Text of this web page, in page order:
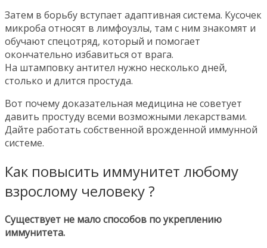
Затем в борьбу вступает адаптивная система. Кусочек
микроба относят в лимфоузлы, там с ним знакомят и
обучают спецотряд, который и помогает
окончательно избавиться от врага.
На штамповку антител нужно несколько дней,
столько и длится простуда.
Вот почему доказательная медицина не советует
давить простуду всеми возможными лекарствами.
Дайте работать собственной врожденной иммунной
системе.
Как повысить иммунитет любому
взрослому человеку ?
Существует не мало способов по укреплению
иммунитета.